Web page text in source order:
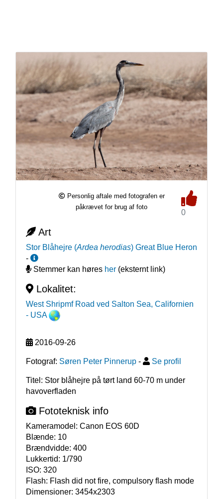
Personlig aftale med fotografen er
påkrævet for brug af foto
0
Art
Stor Blåhejre (Ardea herodias) Great Blue Heron
-
Stemmer kan høres her(eksternt link)
Lokalitet:
West Shripmf Road ved Salton Sea, Californien
- USA
2016-09-26
Fotograf: Søren Peter Pinnerup - Se profil
Titel: Stor blåhejre på tørt land 60-70 m under
havoverfladen
Fototeknisk info
Kameramodel: Canon EOS 60D
Blænde: 10
Brændvidde: 400
Lukkertid: 1/790
ISO: 320
Flash: Flash did not fire, compulsory flash mode
Dimensioner: 3454x2303